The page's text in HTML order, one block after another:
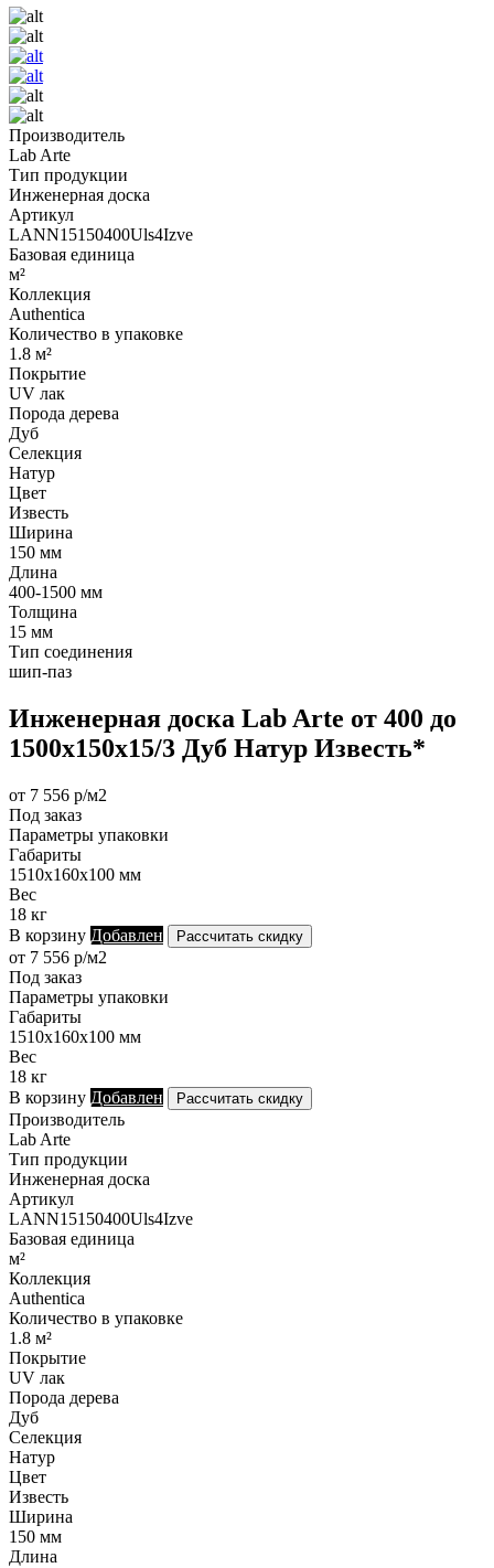
Производитель
Lab Arte
Тип продукции
Инженерная доска
Артикул
LANN15150400Uls4Izve
Базовая единица
м²
Коллекция
Authentica
Количество в упаковке
1.8 м²
Покрытие
UV лак
Порода дерева
Дуб
Селекция
Натур
Цвет
Известь
Ширина
150 мм
Длина
400-1500 мм
Толщина
15 мм
Тип соединения
шип-паз
Инженерная доска Lab Arte от 400 до
1500х150х15/3 Дуб Натур Известь*
от 7 556 р/м2
Под заказ
Параметры упаковки
Габариты
1510х160х100 мм
Вес
18 кг
В корзину Добавлен Рассчитать скидку
от 7 556 р/м2
Под заказ
Параметры упаковки
Габариты
1510х160х100 мм
Вес
18 кг
В корзину Добавлен Рассчитать скидку
Производитель
Lab Arte
Тип продукции
Инженерная доска
Артикул
LANN15150400Uls4Izve
Базовая единица
м²
Коллекция
Authentica
Количество в упаковке
1.8 м²
Покрытие
UV лак
Порода дерева
Дуб
Селекция
Натур
Цвет
Известь
Ширина
150 мм
Длина